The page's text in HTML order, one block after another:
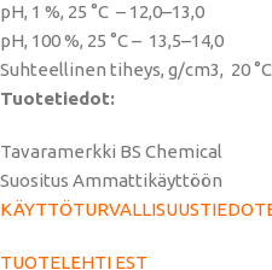
pH, 1 %, 25 °C – 12,0–13,0
pH, 100 %, 25 °C – 13,5–14,0
Suhteellinen tiheys, g/cm3, 20
Tuotetiedot:
Tavaramerkki BS Chemical
Suositus Ammattikäyttöön
TUOTELEHTI EST